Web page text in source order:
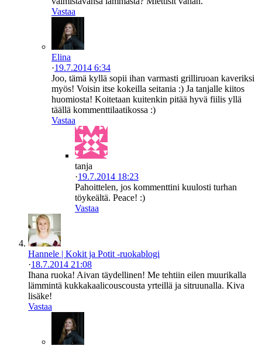
Vastaa
Elina
·19.7.2014 6:34
Joo, tämä kyllä sopii ihan varmasti grilliruoan kaveriksi
myös! Voisin itse kokeilla seitania :) Ja tanjalle kiitos
huomiosta! Koitetaan kuitenkin pitää hyvä fiilis yllä
täällä kommenttilaatikossa :)
Vastaa
tanja
·19.7.2014 18:23
Pahoittelen, jos kommenttini kuulosti turhan
töykeältä. Peace! :)
Vastaa
Hannele | Kokit ja Potit -ruokablogi
·18.7.2014 21:08
Ihana ruoka! Aivan täydellinen! Me tehtiin eilen muurikalla
lämmintä kukkakaalicouscousta yrteillä ja sitruunalla. Kiva
lisäke!
Vastaa